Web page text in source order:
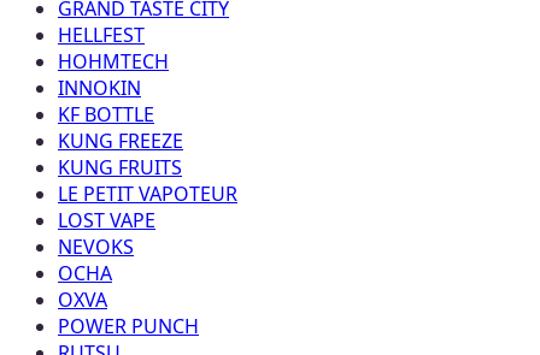
GRAND TASTE CITY
HELLFEST
HOHMTECH
INNOKIN
KF BOTTLE
KUNG FREEZE
KUNG FRUITS
LE PETIT VAPOTEUR
LOST VAPE
NEVOKS
OCHA
OXVA
POWER PUNCH